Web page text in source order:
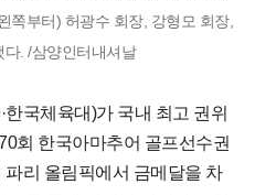
쪽부터) 허광수 회장, 강형모 회장,
. /삼양인터내셔날
국체육대)가 국내 최고 권위
회 한국아마추어 골프선수권
리 올림픽에서 금메달을 차